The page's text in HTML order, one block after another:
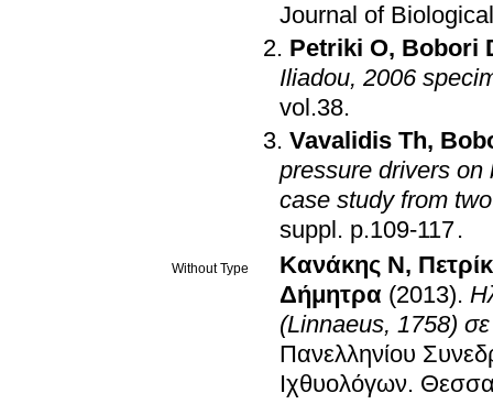
Journal of
Petriki O, Bobori
Iliadou, 2006
vol.38.
Vavalidis Th,
pressure drivers on
case study from
suppl. p.109-117.
Without Type Κανάκης Ν,
Δήμητρα (2013).
(Linnaeus, 1758) σε
Πανελληνίου
Ιχθυολόγων.